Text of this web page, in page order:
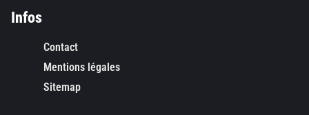
Infos
Contact
Mentions légales
Sitemap